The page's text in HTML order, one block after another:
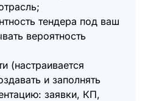
тендера под ваш
вероятность
(настраивается
и заполнять
заявки, КП,